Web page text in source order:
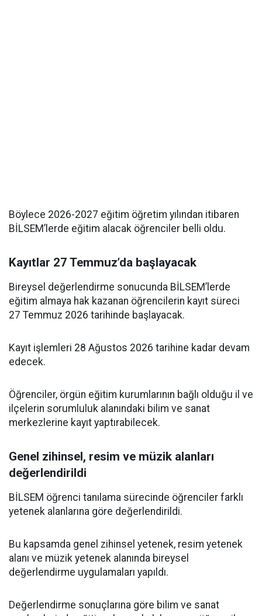
Böylece 2026-2027 eğitim öğretim yılından itibaren
BİLSEM’lerde eğitim alacak öğrenciler belli oldu.
Kayıtlar 27 Temmuz’da başlayacak
Bireysel değerlendirme sonucunda BİLSEM’lerde
eğitim almaya hak kazanan öğrencilerin kayıt süreci
27 Temmuz 2026 tarihinde başlayacak.
Kayıt işlemleri 28 Ağustos 2026 tarihine kadar devam
edecek.
Öğrenciler, örgün eğitim kurumlarının bağlı olduğu il ve
ilçelerin sorumluluk alanındaki bilim ve sanat
merkezlerine kayıt yaptırabilecek.
Genel zihinsel, resim ve müzik alanları
değerlendirildi
BİLSEM öğrenci tanılama sürecinde öğrenciler farklı
yetenek alanlarına göre değerlendirildi.
Bu kapsamda genel zihinsel yetenek, resim yetenek
alanı ve müzik yetenek alanında bireysel
değerlendirme uygulamaları yapıldı.
Değerlendirme sonuçlarına göre bilim ve sanat